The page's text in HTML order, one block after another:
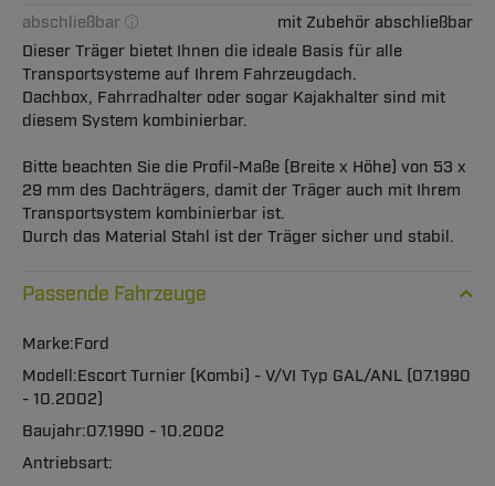
abschließbar
mit Zubehör abschließbar
Dieser Träger bietet Ihnen die ideale Basis für alle
Transportsysteme auf Ihrem Fahrzeugdach.
Dachbox, Fahrradhalter oder sogar Kajakhalter sind mit
diesem System kombinierbar.
Bitte beachten Sie die Profil-Maße (Breite x Höhe) von 53 x
29 mm des Dachträgers, damit der Träger auch mit Ihrem
Transportsystem kombinierbar ist.
Durch das Material Stahl ist der Träger sicher und stabil.
Passende Fahrzeuge
Ford
Escort Turnier (Kombi) - V/VI Typ GAL/ANL (07.1990
- 10.2002)
07.1990 - 10.2002